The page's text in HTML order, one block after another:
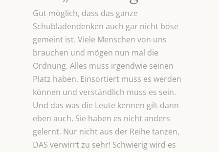
Gut möglich, dass das ganze
Schubladendenken auch gar nicht böse
gemeint ist. Viele Menschen von uns
brauchen und mögen nun mal die
Ordnung. Alles muss irgendwie seinen
Platz haben. Einsortiert muss es werden
können und verständlich muss es sein.
Und das was die Leute kennen gilt dann
eben auch. Sie haben es nicht anders
gelernt. Nur nicht aus der Reihe tanzen,
DAS verwirrt zu sehr! Schwierig wird es